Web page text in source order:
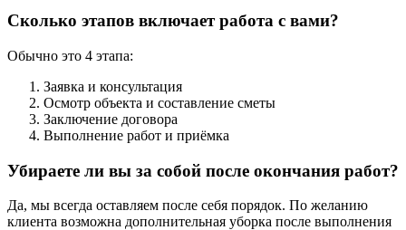
Сколько этапов включает работа с вами?
Обычно это 4 этапа:
Заявка и консультация
Осмотр объекта и составление сметы
Заключение договора
Выполнение работ и приёмка
Убираете ли вы за собой после окончания работ?
Да, мы всегда оставляем после себя порядок. По желанию
клиента возможна дополнительная уборка после выполнения